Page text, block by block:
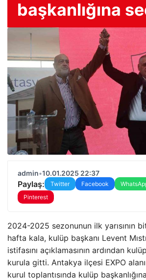
başkanlığına
admin•10.01.2025 22:37
Paylaş: Twitter Facebook
Pinterest
2024-2025 sezonunun ilk yarısının
hafta kala, kulüp başkanı Levent
istifasını açıklamasının ardından
kurula gitti. Antakya ilçesi EXPO
kurul toplantısında kulüp